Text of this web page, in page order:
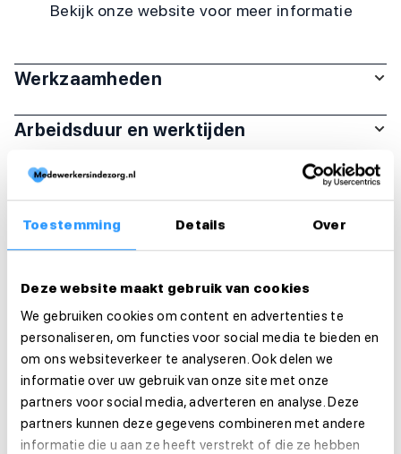
Toestemming Details Over
Deze website maakt gebruik van cookies
We gebruiken cookies om content en advertenties te
personaliseren, om functies voor social media te bieden en
om ons websiteverkeer te analyseren. Ook delen we
informatie over uw gebruik van onze site met onze
partners voor social media, adverteren en analyse. Deze
partners kunnen deze gegevens combineren met andere
informatie die u aan ze heeft verstrekt of die ze hebben
Bekijk onze website voor meer informatie
Werkzaamheden
Arbeidsduur en werktijden
Organisatie
Functie-eisen
Sollicitatie
Is deze vacature je op het lijf geschreven?
Solliciteer dan direct!
Solliciteer direct
Solliciteer binnen 1 minuut